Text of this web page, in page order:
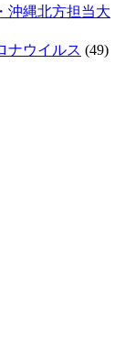
沖縄北方担当大
ナウイルス (49)